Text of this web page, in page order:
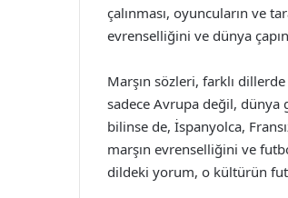
çalınması, oyuncuların ve
evrenselliğini ve dünya
Marşın sözleri, farklı
sadece Avrupa değil, dünya
bilinse de, İspanyolca,
marşın evrenselliğini ve
dildeki yorum, o kültürün